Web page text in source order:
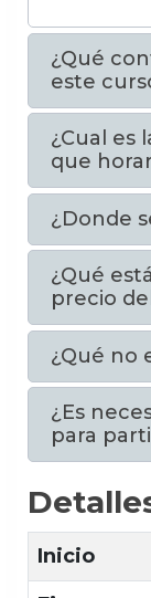
¿Qué
este
¿Cual es
que
¿Donde
¿Qué
precio
¿Qué no
¿Es
para
Inicio